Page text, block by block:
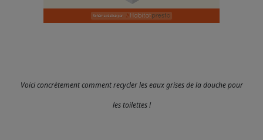
Voici concrètement comment recycler les eaux grises de la douche pour
les toilettes !